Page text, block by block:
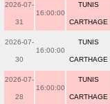
2026-07-
31
16:00:00
TUNIS
CARTHAGE
2026-07-
30
16:00:00
TUNIS
CARTHAGE
2026-07-
28
16:00:00
TUNIS
CARTHAGE